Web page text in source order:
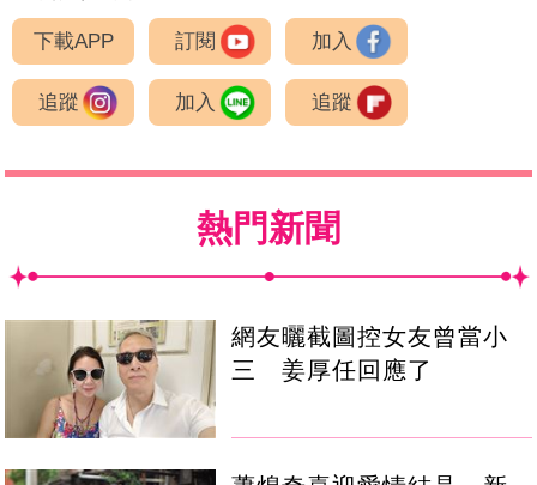
下載APP 訂閱 加入
追蹤 加入 追蹤
熱門新聞
網友曬截圖控女友曾當小
三 姜厚任回應了